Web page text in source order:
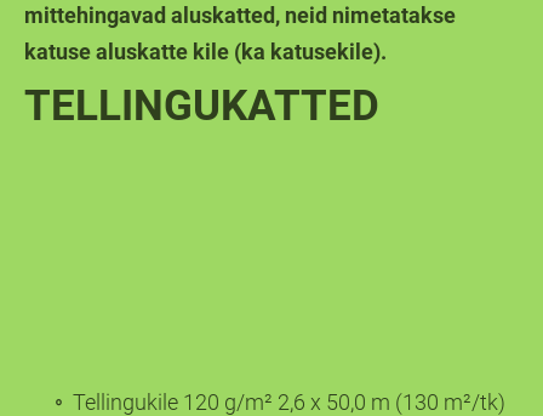
mittehingavad aluskatted, neid nimetatakse
katuse aluskatte kile (ka katusekile).
TELLINGUKATTED
Tellingukile 120 g/m² 2,6 x 50,0 m (130 m²/tk)